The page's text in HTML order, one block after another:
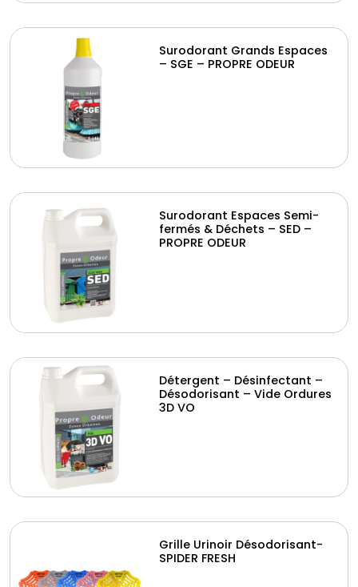
Surodorant Grands Espaces
– SGE – PROPRE ODEUR
Surodorant Espaces Semi-
fermés & Déchets – SED –
PROPRE ODEUR
Détergent – Désinfectant –
Désodorisant – Vide Ordures
3D VO
Grille Urinoir Désodorisant-
SPIDER FRESH